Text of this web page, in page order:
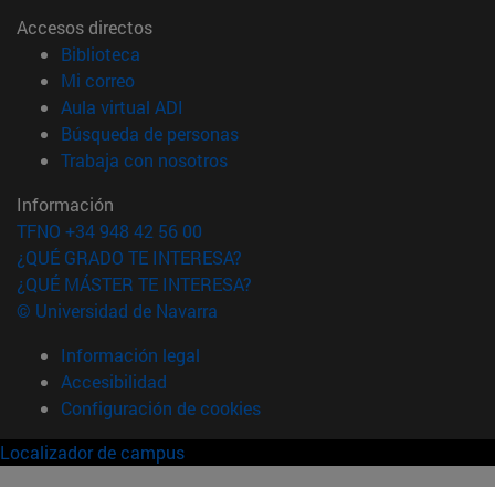
Accesos directos
Biblioteca
Mi correo(abre en nueva ventana)
Aula virtual ADI
Búsqueda de personas(abre en nueva ventana)
Trabaja con nosotros(abre en nueva ventana)
Información
TFNO +34 948 42 56 00
¿QUÉ GRADO TE INTERESA?
¿QUÉ MÁSTER TE INTERESA?
© Universidad de Navarra
Información legal
Accesibilidad
Configuración de cookies
Localizador de campus